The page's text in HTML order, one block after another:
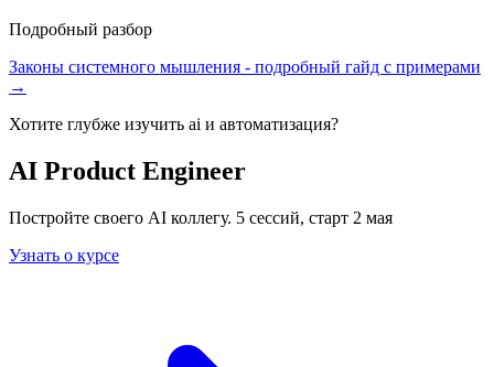
Подробный разбор
Законы системного мышления - подробный гайд с примерами
→
Хотите глубже изучить ai и автоматизация?
AI Product Engineer
Постройте своего AI коллегу. 5 сессий, старт 2 мая
Узнать о курсе